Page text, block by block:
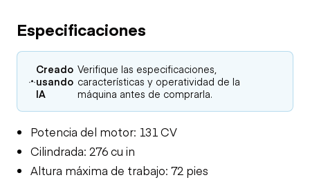
Especificaciones
Creado
usando
IA
Verifique las especificaciones,
características y operatividad de la
máquina antes de comprarla.
Potencia del motor: 131 CV
Cilindrada: 276 cu in
Altura máxima de trabajo: 72 pies